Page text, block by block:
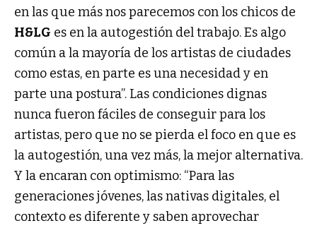
en las que más nos parecemos con los chicos de
H&LG es en la autogestión del trabajo. Es algo
común a la mayoría de los artistas de ciudades
como estas, en parte es una necesidad y en
parte una postura”. Las condiciones dignas
nunca fueron fáciles de conseguir para los
artistas, pero que no se pierda el foco en que es
la autogestión, una vez más, la mejor alternativa.
Y la encaran con optimismo: “Para las
generaciones jóvenes, las nativas digitales, el
contexto es diferente y saben aprovechar